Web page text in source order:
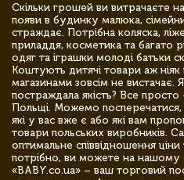
Скільки грошей ви витрачаєте
появи в будинку малюка,
страждає. Потрібна коляска,
приладдя, косметика та багато
одяг та іграшки молоді батьки
Коштують дитячі товари аж
магазинами зовсім не
постраждала якість? Все
Польщі. Можемо посперечатися,
які у вас вже є або які вам
товари польських виробників.
оптимальне співвідношення
потрібно, ви можете на нашому
«BABY.co.ua» – ваш торговий